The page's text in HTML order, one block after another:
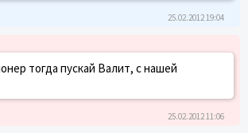
25.02.2012 19:04
тогда пускай Валит, с нашей
25.02.2012 11:06